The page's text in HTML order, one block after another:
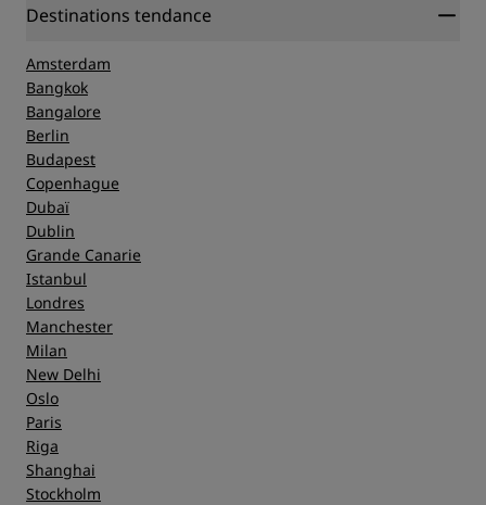
Destinations tendance
Amsterdam
Bangkok
Bangalore
Berlin
Budapest
Copenhague
Dubaï
Dublin
Grande Canarie
Istanbul
Londres
Manchester
Milan
New Delhi
Oslo
Paris
Riga
Shanghai
Stockholm